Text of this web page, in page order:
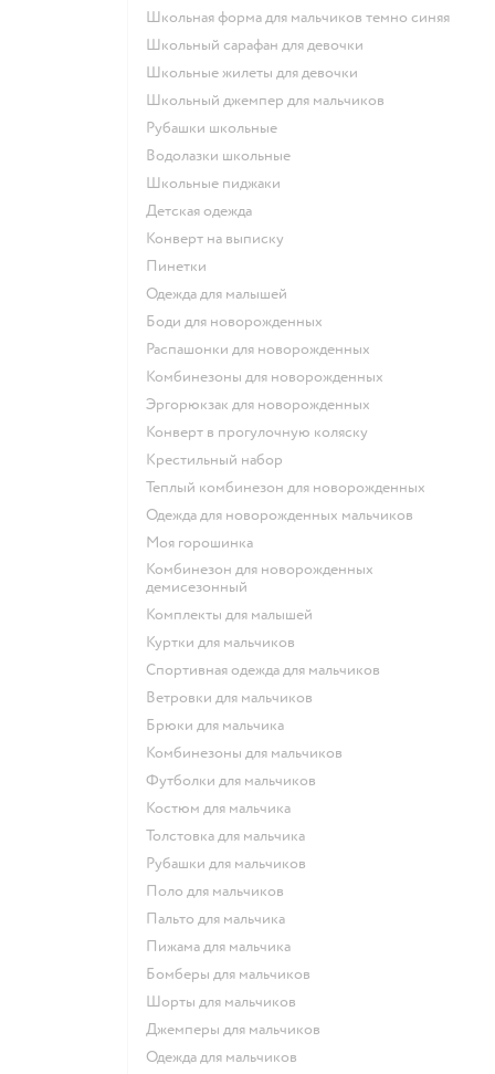
Школьная форма для мальчиков темно синяя
Школьный сарафан для девочки
Школьные жилеты для девочки
Школьный джемпер для мальчиков
Рубашки школьные
Водолазки школьные
Школьные пиджаки
Детская одежда
Конверт на выписку
Пинетки
Одежда для малышей
Боди для новорожденных
Распашонки для новорожденных
Комбинезоны для новорожденных
Эргорюкзак для новорожденных
Конверт в прогулочную коляску
Крестильный набор
Теплый комбинезон для новорожденных
Одежда для новорожденных мальчиков
Моя горошинка
Комбинезон для новорожденных
демисезонный
Комплекты для малышей
Куртки для мальчиков
Спортивная одежда для мальчиков
Ветровки для мальчиков
Брюки для мальчика
Комбинезоны для мальчиков
Футболки для мальчиков
Костюм для мальчика
Толстовка для мальчика
Рубашки для мальчиков
Поло для мальчиков
Пальто для мальчика
Пижама для мальчика
Бомберы для мальчиков
Шорты для мальчиков
Джемперы для мальчиков
Одежда для мальчиков